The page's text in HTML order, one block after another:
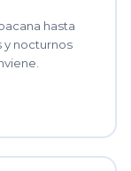
hasta
y nocturnos